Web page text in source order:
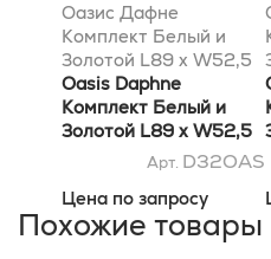
Оазис Дафне
Комплект Белый и
Золотой L89 x W52,5
x H220 cm
Oasis Daphne
Комплект Белый и
Золотой L89 x W52,5
x H220 cmАрт. D32OAS
Цена по запросу
Похожие товары